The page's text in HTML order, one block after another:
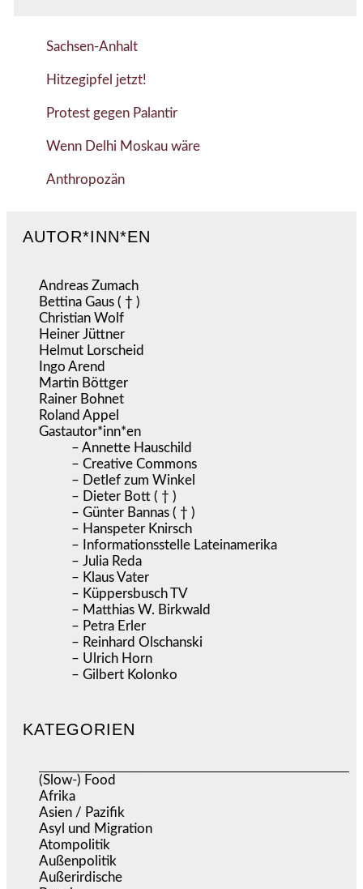
Sachsen-Anhalt
Hitzegipfel jetzt!
Protest gegen Palantir
Wenn Delhi Moskau wäre
Anthropozän
AUTOR*INN*EN
Andreas Zumach
Bettina Gaus ( † )
Christian Wolf
Heiner Jüttner
Helmut Lorscheid
Ingo Arend
Martin Böttger
Rainer Bohnet
Roland Appel
Gastautor*inn*en
– Annette Hauschild
– Creative Commons
– Detlef zum Winkel
– Dieter Bott ( † )
– Günter Bannas ( † )
– Hanspeter Knirsch
– Informationsstelle Lateinamerika
– Julia Reda
– Klaus Vater
– Küppersbusch TV
– Matthias W. Birkwald
– Petra Erler
– Reinhard Olschanski
– Ulrich Horn
– Gilbert Kolonko
KATEGORIEN
(Slow-) Food
Afrika
Asien / Pazifik
Asyl und Migration
Atompolitik
Außenpolitik
Außerirdische